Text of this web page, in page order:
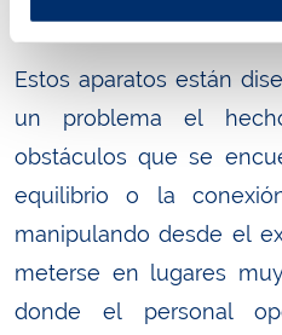
reparaciones.
Estos aparatos están
un problema el
obstáculos que se
equilibrio o la
manipulando desde el
meterse en lugares
donde el personal